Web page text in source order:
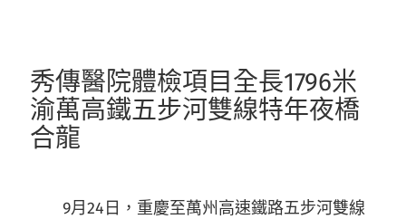
秀傳醫院體檢項目全長1796米
渝萬高鐵五步河雙線特年夜橋
合龍
9月24日，重慶至萬州高速鐵路五步河雙線